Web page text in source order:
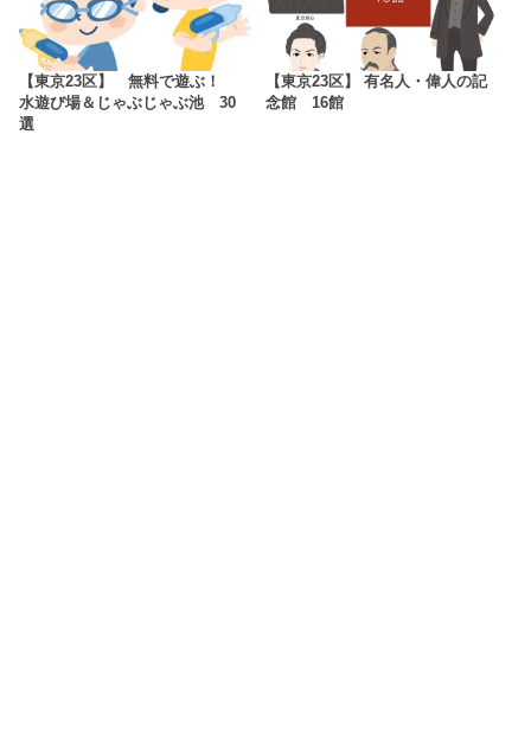
【東京23区】 無料で遊ぶ！
水遊び場＆じゃぶじゃぶ池 30
選
【東京23区】 有名人・偉人の記
念館 16館